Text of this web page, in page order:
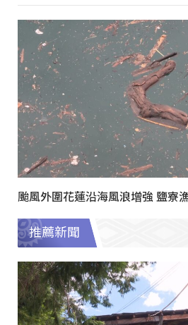
颱風外圍花蓮沿海風浪增強 鹽寮
推薦新聞